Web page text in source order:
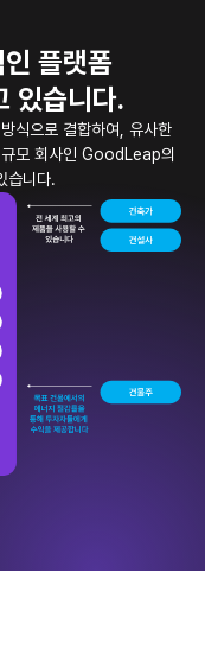
플랫폼
있습니다.
식으로 결합하여,
유사한
모 회사인 GoodLeap의
습니다.